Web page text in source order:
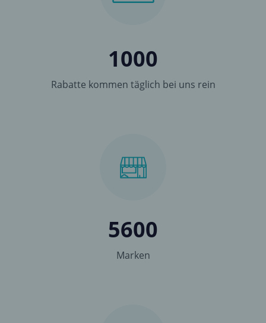
1000
Rabatte kommen täglich bei uns rein
5600
Marken